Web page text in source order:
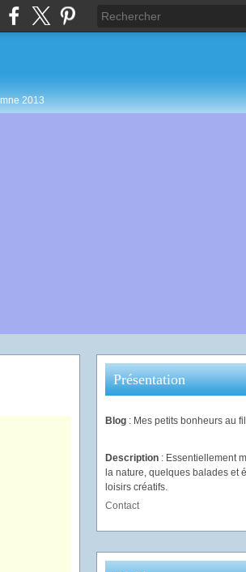
Présentation
Blog : Mes petits bonheurs au
Description : Essentiellement
la nature, quelques balades et
loisirs créatifs.
Contact